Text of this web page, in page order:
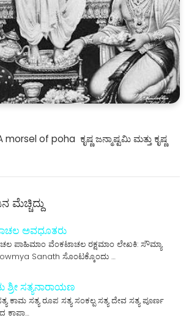
of poha ಕೃಷ್ಣ ಜನ್ಮಾಷ್ಟಮಿ ಮತ್ತು ಕೃಷ್ಣ
ಮೆಚ್ಚಿದ್ದು
ಅವಧೂತರು
ಪಾಹಿಮಾಂ ವೆಂಕಟಾಚಲ ರಕ್ಷಮಾಂ ಲೇಖಕಿ: ಸೌಮ್ಯಾ
Sanath ಸೊಂಟಕ್ಕೊಂದು …
ಶ್ರೀ ಸತ್ಯನಾರಾಯಣ
ಕಾಮ ಸತ್ಯ ರೂಪ ಸತ್ಯ ಸಂಕಲ್ಪ ಸತ್ಯ ದೇವ ಸತ್ಯ ಪೂರ್ಣ
ಕಾಪಾ…